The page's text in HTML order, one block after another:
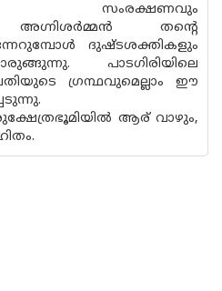
സംരക്ഷണവും
അഗ്നിശർമ്മൻ തൻ്റെ
ദുഷ്ടശക്തികളും
പാടഗിരിയിലെ
ഗ്രന്ഥവുമെല്ലാം ഈ
ആര് വാഴും,